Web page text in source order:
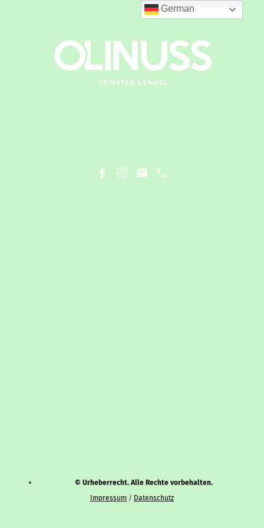
© Urheberrecht. Alle Rechte vorbehalten.
Impressum / Datenschutz
German